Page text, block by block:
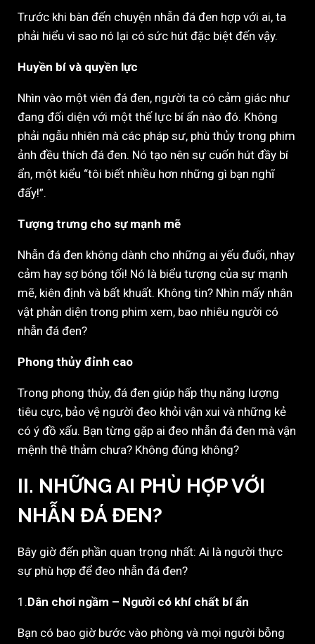
Trước khi bàn đến chuyện nhẫn đá đen hợp với ai, ta
phải hiểu vì sao nó lại có sức hút đặc biệt đến vậy.
Huyền bí và quyền lực
Nhìn vào một viên đá đen, người ta có cảm giác như
đang đối diện với một thế lực bí ẩn nào đó. Không
phải ngẫu nhiên mà các pháp sư, phù thủy trong phim
ảnh đều thích đá đen. Nó tạo nên sự cuốn hút đầy bí
ẩn, một kiểu “tôi biết nhiều hơn những gì bạn nghĩ
đấy!”.
Tượng trưng cho sự mạnh mẽ
Nhẫn đá đen không dành cho những ai yếu đuối, nhạy
cảm hay sợ bóng tối! Nó là biểu tượng của sự mạnh
mẽ, kiên định và bất khuất. Không tin? Nhìn mấy nhân
vật phản diện trong phim xem, bao nhiêu người có
nhẫn đá đen?
Phong thủy đỉnh cao
Trong phong thủy, đá đen giúp hấp thụ năng lượng
tiêu cực, bảo vệ người đeo khỏi vận xui và những kẻ
có ý đồ xấu. Bạn từng gặp ai đeo nhẫn đá đen mà vận
mệnh thê thảm chưa? Không đúng không?
II. NHỮNG AI PHÙ HỢP VỚI
NHẪN ĐÁ ĐEN?
Bây giờ đến phần quan trọng nhất: Ai là người thực
sự phù hợp để đeo nhẫn đá đen?
1.Dân chơi ngầm – Người có khí chất bí ẩn
Bạn có bao giờ bước vào phòng và mọi người bỗng